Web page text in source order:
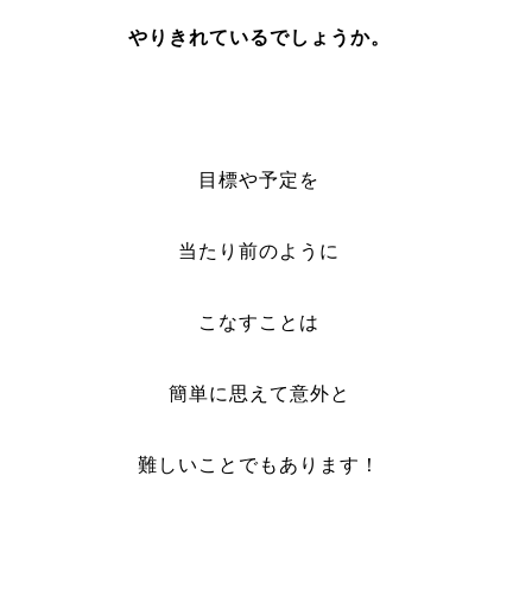
やりきれているでしょうか。
目標や予定を
当たり前のように
こなすことは
簡単に思えて意外と
難しいことでもあります！